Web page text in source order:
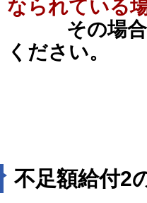
なられている
その場
ください。
不足額給付2